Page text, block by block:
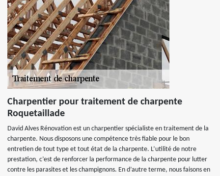
Charpentier pour traitement de charpente
Roquetaillade
David Alves Rénovation est un charpentier spécialiste en traitement de la
charpente. Nous disposons une compétence très fiable pour le bon
entretien de tout type et tout état de la charpente. L’utilité de notre
prestation, c’est de renforcer la performance de la charpente pour lutter
contre les parasites et les champignons. En d’autre terme, nous faisons en